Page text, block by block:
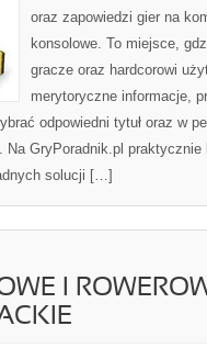
oraz zapowiedzi gier na
konsolowe. To miejsce,
gracze oraz hardcorowi
merytoryczne informacje,
odpowiedni tytuł oraz w
GryPoradnik.pl
solucji […]
I